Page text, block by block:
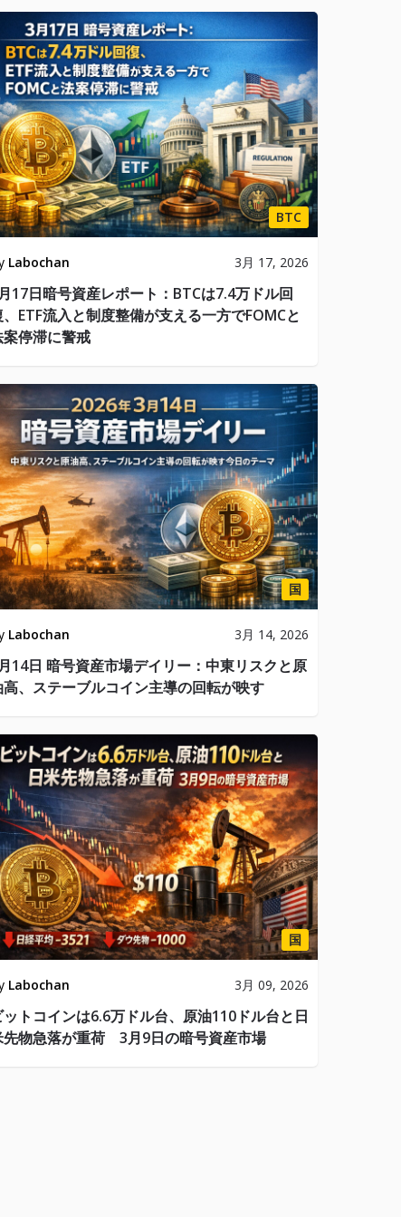
BTC
Labochan 3月 17, 2026
17日暗号資産レポート：BTCは7.4万ドル回
ETF流入と制度整備が支える一方でFOMCと
案停滞に警戒
国
Labochan 3月 14, 2026
14日 暗号資産市場デイリー：中東リスクと原
高、ステーブルコイン主導の回転が映す
国
Labochan 3月 09, 2026
ットコインは6.6万ドル台、原油110ドル台と日
先物急落が重荷 3月9日の暗号資産市場